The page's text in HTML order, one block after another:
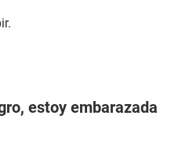
estoy embarazada